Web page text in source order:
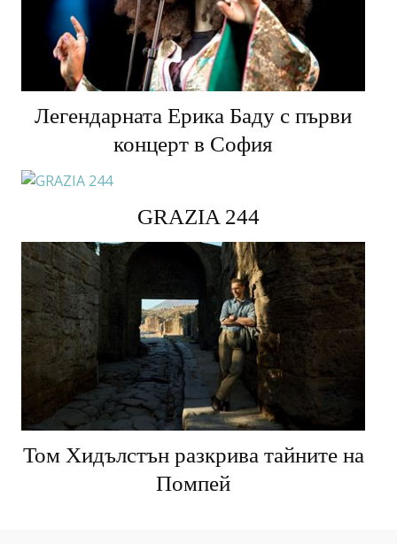
Легендарната Ерика Баду с първи
концерт в София
GRAZIA 244
Том Хидълстън разкрива тайните на
Помпей